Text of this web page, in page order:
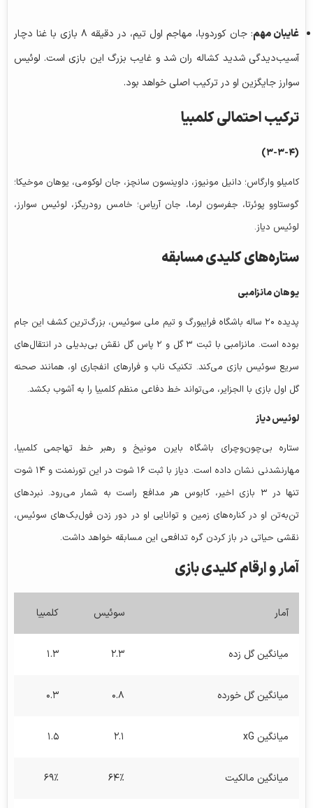
غایبان مهم
: جان کوردوبا، مهاجم اول تیم، در دقیقه ۸ بازی با غنا دچار
آسیب‌دیدگی شدید کشاله ران شد و غایب بزرگ این بازی است. لوئیس
سوارز جایگزین او در ترکیب اصلی خواهد بود.
ترکیب احتمالی کلمبیا
(۳-۳-۴)
کامیلو وارگاس؛ دانیل مونیوز، داوینسون سانچز، جان لوکومی، یوهان موخیکا؛
گوستاوو پوئرتا، جفرسون لرما، جان آریاس؛ خامس رودریگز، لوئیس سوارز،
لوئیس دیاز.
ستاره‌های کلیدی مسابقه
یوهانمانزامبی
پدیده ۲۰ ساله باشگاه فرایبورگ و تیم ملی سوئیس، بزرگ‌ترین کشف این جام
بوده است. مانزامبی
با ثبت ۳ گل و ۲ پاس گل نقش بی‌بدیلی در انتقال‌های
سریع سوئیس بازی می‌کند. تکنیک ناب و فرارهای انفجاری او، همانند صحنه
گل اول بازی با الجزایر، می‌تواند خط دفاعی منظم کلمبیا را به آشوب بکشد.
لوئیس دیاز
ستاره بی‌چون‌وچرای باشگاه بایرن مونیخ و رهبر خط تهاجمی کلمبیا،
مهارنشدنی نشان داده است. دیاز با ثبت ۱۶ شوت در این تورنمنت و ۱۴ شوت
تنها در ۳ بازی اخیر، کابوس هر مدافع راست به شمار می‌رود. نبردهای
تن‌به‌تن او در کناره‌های زمین و توانایی او در دور زدن فول‌بک‌های سوئیس،
نقشی حیاتی در باز کردن گره تدافعی این مسابقه خواهد داشت.
آمار و ارقام کلیدی بازی
آمار سوئیس کلمبیا
میانگین گل زده ۲.۳ ۱.۳
میانگین گل خورده ۰.۸ ۰.۳
میانگین xG ۲.۱ ۱.۵
میانگین مالکیت ۶۴٪ ۶۹٪